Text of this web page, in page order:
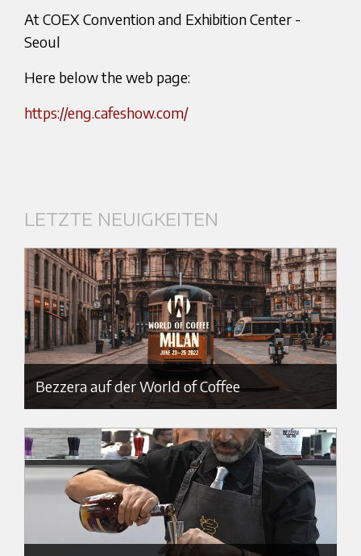
At COEX Convention and Exhibition Center -
Seoul
Here below the web page:
https://eng.cafeshow.com/
LETZTE NEUIGKEITEN
Bezzera auf der World of Coffee